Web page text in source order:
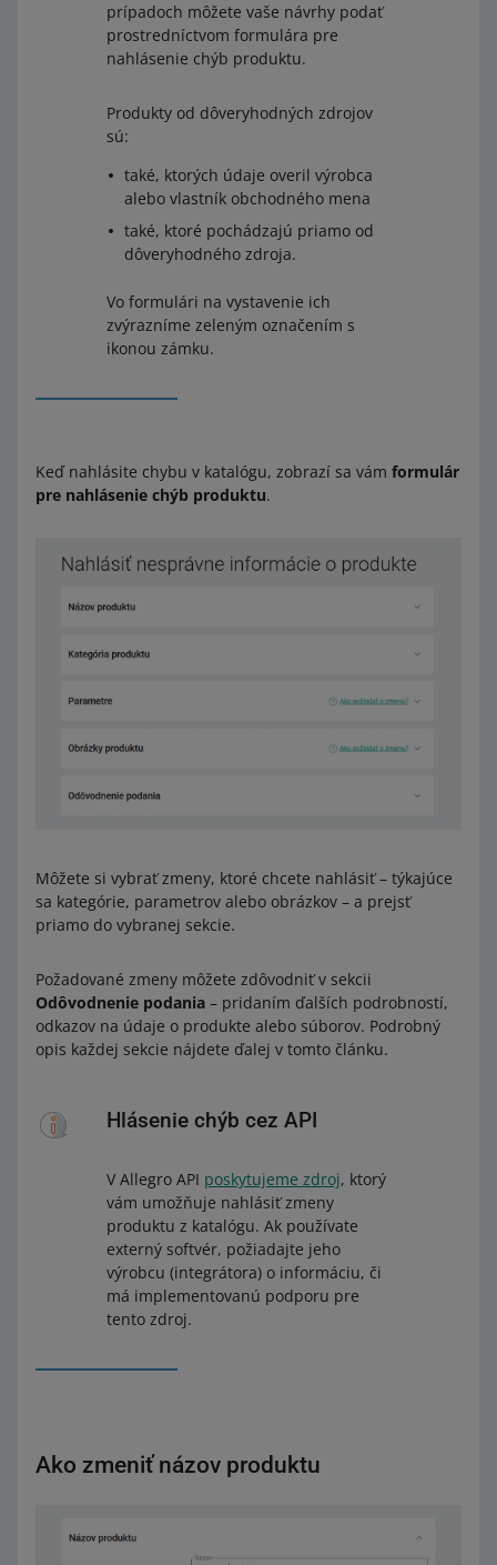
prípadoch môžete vaše návrhy podať
prostredníctvom formulára pre
nahlásenie chýb produktu.
Produkty od dôveryhodných zdrojov
sú:
také, ktorých údaje overil výrobca
alebo vlastník obchodného mena
také, ktoré pochádzajú priamo od
dôveryhodného zdroja.
Vo formulári na vystavenie ich
zvýrazníme zeleným označením s
ikonou zámku.
Keď nahlásite chybu v katalógu, zobrazí sa vám formulár
pre nahlásenie chýb produktu.
Môžete si vybrať zmeny, ktoré chcete nahlásiť – týkajúce
sa kategórie, parametrov alebo obrázkov – a prejsť
priamo do vybranej sekcie.
Požadované zmeny môžete zdôvodniť v sekcii
Odôvodnenie podania – pridaním ďalších podrobností,
odkazov na údaje o produkte alebo súborov. Podrobný
opis každej sekcie nájdete ďalej v tomto článku.
Hlásenie chýb cez API
V Allegro API poskytujeme zdroj, ktorý
vám umožňuje nahlásiť zmeny
produktu z katalógu. Ak používate
externý softvér, požiadajte jeho
výrobcu (integrátora) o informáciu, či
má implementovanú podporu pre
tento zdroj.
Ako zmeniť názov produktu